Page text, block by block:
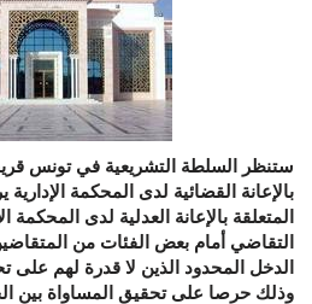
ستنظر السلطة التشريعية في تونس
بالإعانة القضائية لدى المحكمة
المتعلقة بالإعانة العدلية لدى
التقاضي أمام بعض الفئات من
الدخل المحدود الذين لا قدرة لهم
وذلك حرصا على تحقيق المساواة بين